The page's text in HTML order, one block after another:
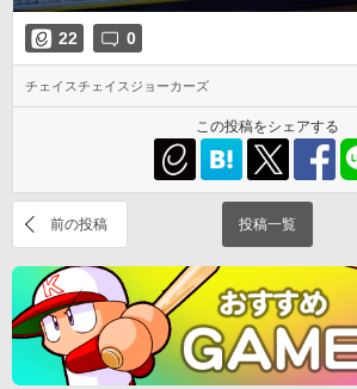
22 0
チェイスチェイスジョーカーズ
この投稿をシェアする
前の投稿 投稿一覧